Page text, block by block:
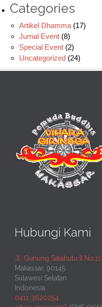
Categories
Artikel Dhamma (17)
Jurnal Event (8)
Special Event (2)
Uncategorized (24)
Hubungi Kami
Jl. Gunung Salahutu II No.11
Makassar, 90145
Sulawesi Selatan
Indonesia
0411 3620254